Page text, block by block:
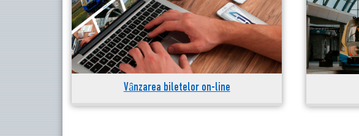
Vânzarea biletelor on-line